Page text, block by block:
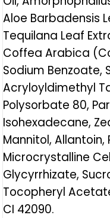
Aloe Barbadensis
Tequilana Leaf
Coffea Arabica
Sodium Benzoate,
Acryloyldimethyl
Polysorbate 80,
Isohexadecane,
Mannitol, Allantoin,
Microcrystalline
Glycyrrhizate,
Tocopheryl
CI 42090.